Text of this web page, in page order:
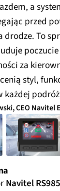
a
przed
drodze. To
za
styl,
każdej
CEO Navitel
Navitel